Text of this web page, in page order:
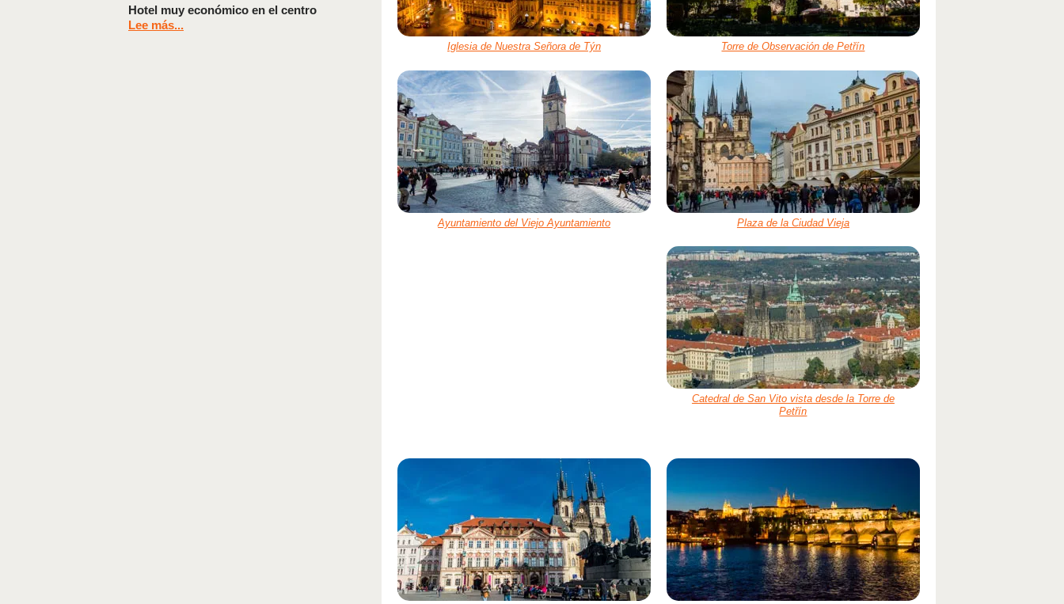
Iglesia de Nuestra Señora de Týn Torre de Observación de Petřín
Ayuntamiento del Viejo Ayuntamiento Plaza de la Ciudad Vieja
Catedral de San Vito vista desde la Torre de
Petřín
Hotel muy económico en el centro
Lee más...